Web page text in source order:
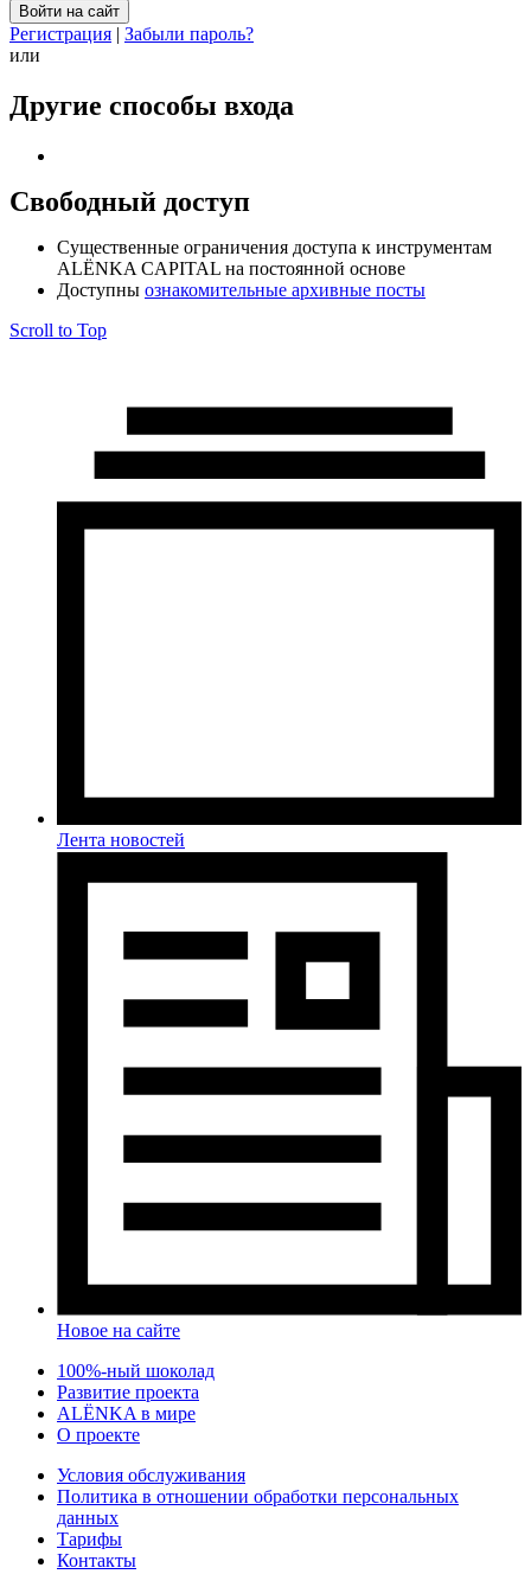
Регистрация | Забыли пароль?
или
Другие способы входа
Свободный доступ
Cущественные ограничения доступа к инструментам
ALЁNKA CAPITAL на постоянной основе
Доступны ознакомительные архивные посты
Scroll to Top
Лента новостей
Новое на сайте
100%-ный шоколад
Развитие проекта
ALЁNKA в мире
О проекте
Условия обслуживания
Политика в отношении обработки персональных
данных
Тарифы
Контакты